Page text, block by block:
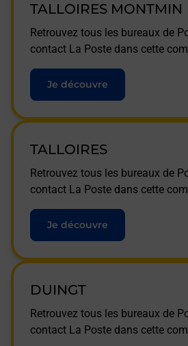
TALLOIRES MONTMIN
Retrouvez tous les bureaux de
contact La Poste dans cette
Je découvre
TALLOIRES
Retrouvez tous les bureaux de
contact La Poste dans cette
Je découvre
DUINGT
Retrouvez tous les bureaux de
contact La Poste dans cette